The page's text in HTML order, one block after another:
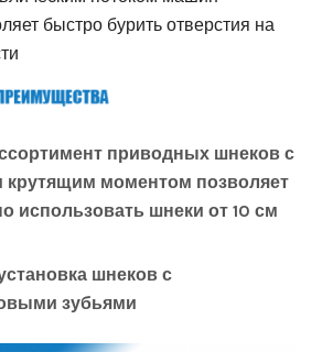
быстро бурить отверстия на
приводных шнеков с
крутящим моментом позволяет
использовать шнеки от 10 см
шнеков с
зубьями